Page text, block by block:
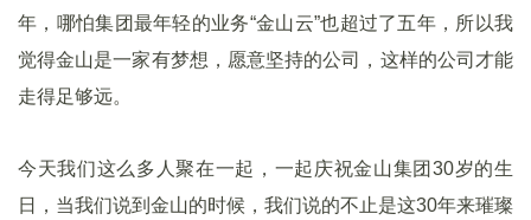
年，哪怕集团最年轻的业务“金山云”也超过了五年，所以我
觉得金山是一家有梦想，愿意坚持的公司，这样的公司才能
走得足够远。
今天我们这么多人聚在一起，一起庆祝金山集团30岁的生
日，当我们说到金山的时候，我们说的不止是这30年来璀璨